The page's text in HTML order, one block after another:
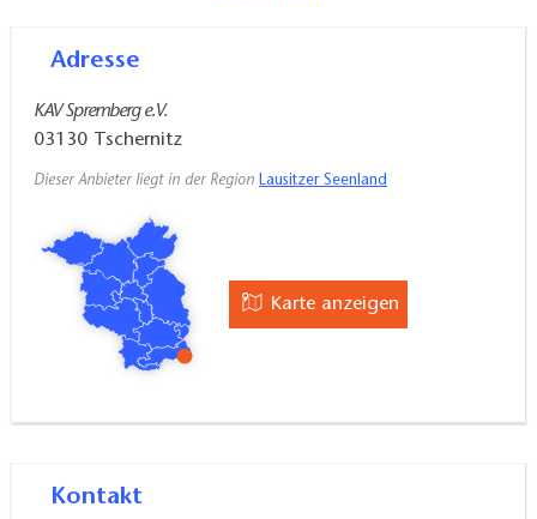
E-Mail: info@silvios-anglertreff.de
Adresse
KAV Spremberg e.V.
03130 Tschernitz
Dieser Anbieter liegt in der Region Lausitzer Seenland
Karte anzeigen
Kontakt